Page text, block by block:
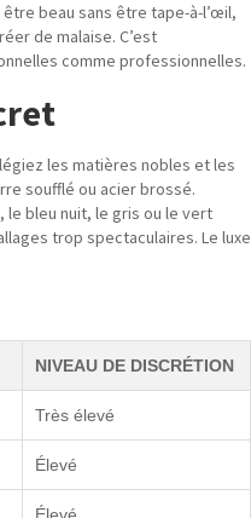
beau sans être tape-à-l’œil,
de malaise. C’est
comme professionnelles.
les matières nobles et les
soufflé ou acier brossé.
le bleu nuit, le gris ou le vert
trop spectaculaires. Le luxe
NIVEAU DE DISCRÉTION
Très élevé
Élevé